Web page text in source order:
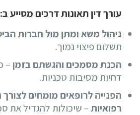
עורך דין תאונות דרכים מסייע ב:
ניהול משא ומתן מול חברות
תשלום פיצוי נמוך.
הכנת מסמכים והגשתם בזמן–
דחיות מסיבות טכניות.
הפנייה לרופאים מומחים
רפואיות– שיכולות להגדיל את